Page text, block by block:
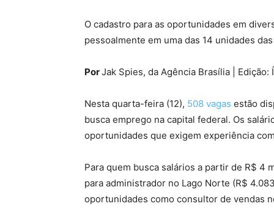
O cadastro para as oportunidades em
pessoalmente em uma das 14 unidades
PorJak Spies, da Agência Brasília | Edição:
Nesta quarta-feira (12), 508 vagas estão
busca emprego na capital federal. Os
oportunidades que exigem experiência
Para quem busca salários a partir de R$ 4
para administrador no Lago Norte (R$
oportunidades como consultor de vendas